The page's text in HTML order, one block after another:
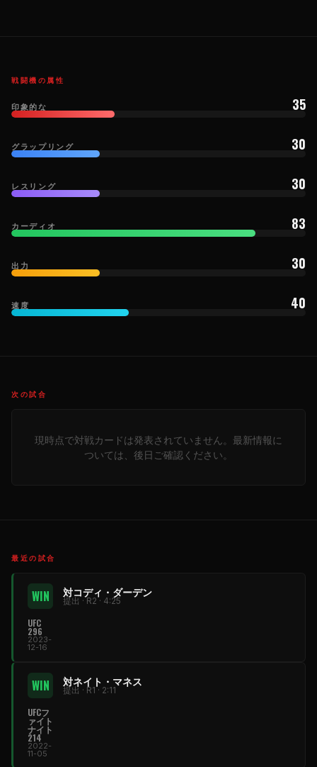
戦闘機の属性
印象的な 35
グラップリング 30
レスリング 30
カーディオ 83
出力 30
速度 40
次の試合
現時点で対戦カードは発表されていません。最新情報に
ついては、後日ご確認ください。
最近の試合
WIN 対コディ・ダーデン
提出 · R2 · 4:25
UFC
296
2023-
12-16
WIN 対ネイト・マネス
提出 · R1 · 2:11
UFCフ
ァイト
ナイト
214
2022-
11-05